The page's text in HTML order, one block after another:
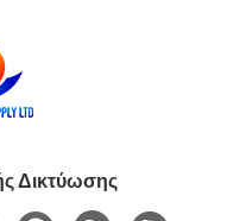
Δικτύωσης